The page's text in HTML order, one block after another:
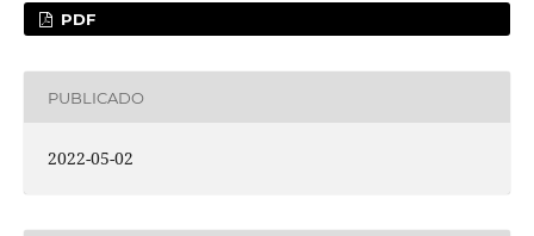
PDF
PUBLICADO
2022-05-02